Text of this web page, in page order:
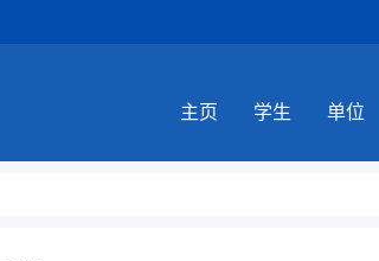
主页 学生 单位